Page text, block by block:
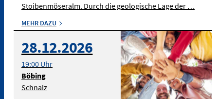
Stoibenmöseralm. Durch die geologische Lage der …
MEHR DAZU
28.12.2026
19:00 Uhr
Böbing
Schnalz
© Bild: blackandbrightph
auf IStock - Symbolbild